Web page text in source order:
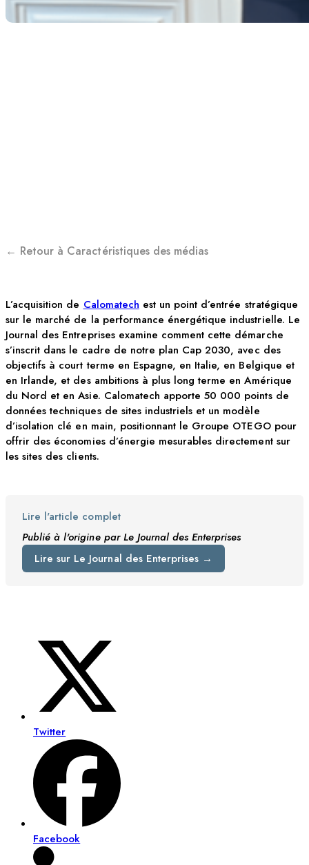
← Retour à Caractéristiques des médias
L’acquisition de Calomatech est un point d’entrée stratégique
sur le marché de la performance énergétique industrielle. Le
Journal des Entreprises examine comment cette démarche
s’inscrit dans le cadre de notre plan Cap 2030, avec des
objectifs à court terme en Espagne, en Italie, en Belgique et
en Irlande, et des ambitions à plus long terme en Amérique
du Nord et en Asie. Calomatech apporte 50 000 points de
données techniques de sites industriels et un modèle
d’isolation clé en main, positionnant le Groupe OTEGO pour
offrir des économies d’énergie mesurables directement sur
les sites des clients.
Lire l'article complet
Publié à l'origine par Le Journal des Enterprises
Lire sur Le Journal des Enterprises →
Twitter
Facebook